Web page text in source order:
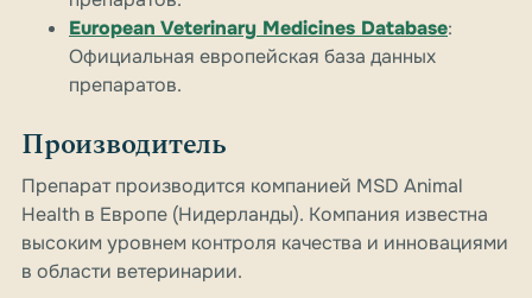
European Veterinary Medicines Database:
Официальная европейская база данных
препаратов.
Производитель
Препарат производится компанией MSD Animal
Health в Европе (Нидерланды). Компания известна
высоким уровнем контроля качества и инновациями
в области ветеринарии.